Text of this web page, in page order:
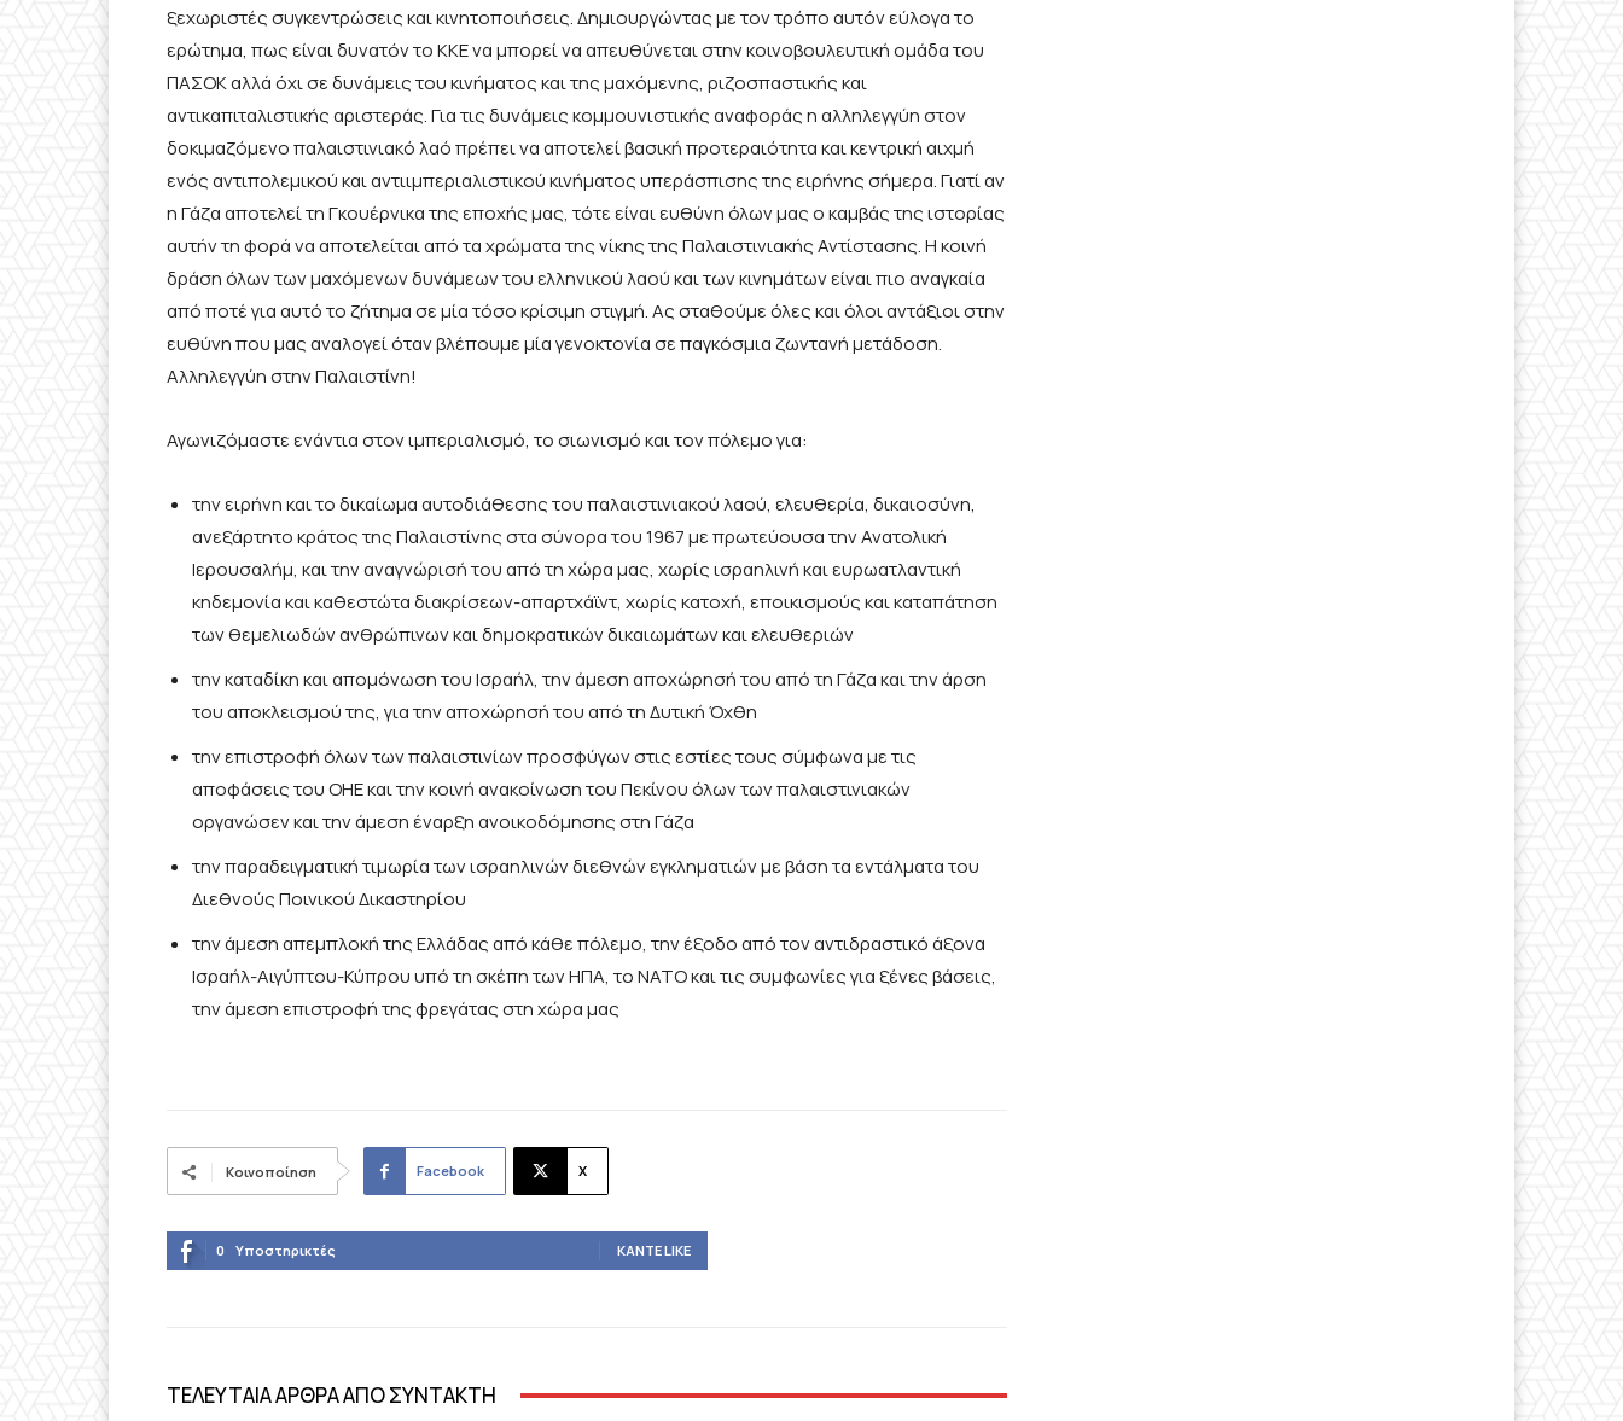
ξεχωριστές συγκεντρώσεις και κινητοποιήσεις. Δημιουργώντας με τον τρόπο αυτόν εύλογα το
ερώτημα, πως είναι δυνατόν το ΚΚΕ να μπορεί να απευθύνεται στην κοινοβουλευτική ομάδα του
ΠΑΣΟΚ αλλά όχι σε δυνάμεις του κινήματος και της μαχόμενης, ριζοσπαστικής και
αντικαπιταλιστικής αριστεράς. Για τις δυνάμεις κομμουνιστικής αναφοράς η αλληλεγγύη στον
δοκιμαζόμενο παλαιστινιακό λαό πρέπει να αποτελεί βασική προτεραιότητα και κεντρική αιχμή
ενός αντιπολεμικού και αντιιμπεριαλιστικού κινήματος υπεράσπισης της ειρήνης σήμερα. Γιατί αν
η Γάζα αποτελεί τη Γκουέρνικα της εποχής μας, τότε είναι ευθύνη όλων μας ο καμβάς της ιστορίας
αυτήν τη φορά να αποτελείται από τα χρώματα της νίκης της Παλαιστινιακής Αντίστασης. Η κοινή
δράση όλων των μαχόμενων δυνάμεων του ελληνικού λαού και των κινημάτων είναι πιο αναγκαία
από ποτέ για αυτό το ζήτημα σε μία τόσο κρίσιμη στιγμή. Ας σταθούμε όλες και όλοι αντάξιοι στην
ευθύνη που μας αναλογεί όταν βλέπουμε μία γενοκτονία σε παγκόσμια ζωντανή μετάδοση.
Αλληλεγγύη στην Παλαιστίνη!
Αγωνιζόμαστε ενάντια στον ιμπεριαλισμό, το σιωνισμό και τον πόλεμο για:
την ειρήνη και το δικαίωμα αυτοδιάθεσης του παλαιστινιακού λαού, ελευθερία, δικαιοσύνη,
ανεξάρτητο κράτος της Παλαιστίνης στα σύνορα του 1967 με πρωτεύουσα την Ανατολική
Ιερουσαλήμ, και την αναγνώρισή του από τη χώρα μας, χωρίς ισραηλινή και ευρωατλαντική
κηδεμονία και καθεστώτα διακρίσεων-απαρτχάϊντ, χωρίς κατοχή, εποικισμούς και καταπάτηση
των θεμελιωδών ανθρώπινων και δημοκρατικών δικαιωμάτων και ελευθεριών
την καταδίκη και απομόνωση του Ισραήλ, την άμεση αποχώρησή του από τη Γάζα και την άρση
του αποκλεισμού της, για την αποχώρησή του από τη Δυτική Όχθη
την επιστροφή όλων των παλαιστινίων προσφύγων στις εστίες τους σύμφωνα με τις
αποφάσεις του ΟΗΕ και την κοινή ανακοίνωση του Πεκίνου όλων των παλαιστινιακών
οργανώσεν και την άμεση έναρξη ανοικοδόμησης στη Γάζα
την παραδειγματική τιμωρία των ισραηλινών διεθνών εγκληματιών με βάση τα εντάλματα του
Διεθνούς Ποινικού Δικαστηρίου
την άμεση απεμπλοκή της Ελλάδας από κάθε πόλεμο, την έξοδο από τον αντιδραστικό άξονα
Ισραήλ-Αιγύπτου-Κύπρου υπό τη σκέπη των ΗΠΑ, το ΝΑΤΟ και τις συμφωνίες για ξένες βάσεις,
την άμεση επιστροφή της φρεγάτας στη χώρα μας
Κοινοποίηση Facebook X
0 Υποστηρικτές ΚΆΝΤΕ LIKE
ΤΕΛΕΥΤΑΙΑ ΑΡΘΡΑ ΑΠΟ ΣΥΝΤΑΚΤΗ